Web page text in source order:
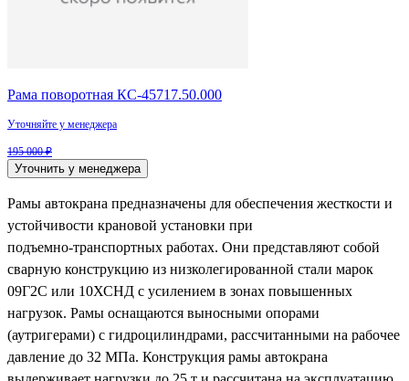
Рама поворотная КС-45717.50.000
Уточняйте у менеджера
195 000 ₽
Уточнить у менеджера
Рамы автокрана предназначены для обеспечения жесткости и
устойчивости крановой установки при
подъемно‑транспортных работах. Они представляют собой
сварную конструкцию из низколегированной стали марок
09Г2С или 10ХСНД с усилением в зонах повышенных
нагрузок. Рамы оснащаются выносными опорами
(аутригерами) с гидроцилиндрами, рассчитанными на рабочее
давление до 32 МПа. Конструкция рамы автокрана